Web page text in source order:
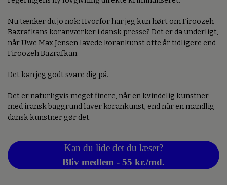
Nu tænker du jo nok: Hvorfor har jeg kun hørt om Firoozeh
Bazrafkans koranværker i dansk presse? Det er da underligt,
når Uwe Max Jensen lavede korankunst otte år tidligere end
Firoozeh Bazrafkan.
Det kan jeg godt svare dig på.
Det er naturligvis meget finere, når en kvindelig kunstner
med iransk baggrund laver korankunst, end når en mandlig
dansk kunstner gør det.
Kan du lide det du læser?
Bliv medlem - 55 kr./md.